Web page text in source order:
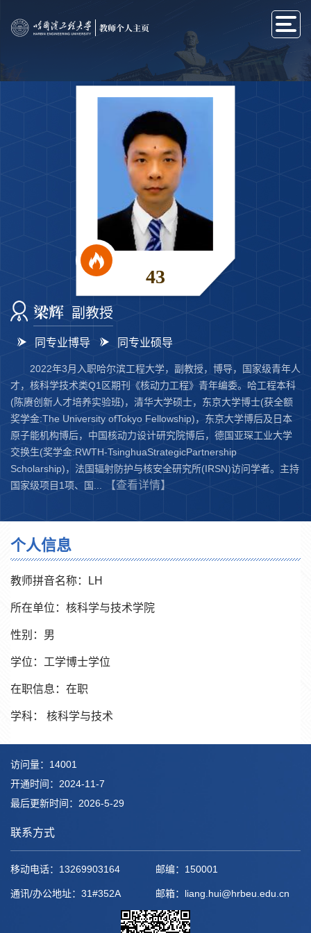
教师个人主页
43
梁辉 副教授
同专业博导 同专业硕导
2022年3月入职哈尔滨工程大学，副教授，博导，国家级青年人
才，核科学技术类Q1区期刊《核动力工程》青年编委。哈工程本科
(陈赓创新人才培养实验班)，清华大学硕士，东京大学博士(获全额
奖学金:The University ofTokyo Fellowship)，东京大学博后及日本
原子能机构博后，中国核动力设计研究院博后，德国亚琛工业大学
交换生(奖学金:RWTH-TsinghuaStrategicPartnership
Scholarship)，法国辐射防护与核安全研究所(IRSN)访问学者。主持
国家级项目1项、国...
【查看详情】
个人信息
教师拼音名称：LH
所在单位：核科学与技术学院
性别：男
学位：工学博士学位
在职信息：在职
学科： 核科学与技术
访问量： 14001
开通时间： 2024-11-7
最后更新时间： 2026-5-29
联系方式
移动电话： 13269903164 邮编： 150001
通讯/办公地址： 31#352A 邮箱： liang.hui@hrbeu.edu.cn